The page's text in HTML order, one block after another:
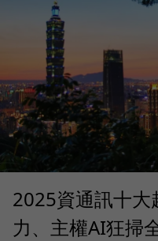
2025資通訊十大
力、主權AI狂掃